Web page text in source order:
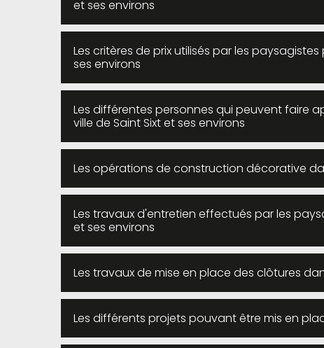
et ses environs
Les critères de prix utilisés par les
ses environs
Les différentes personnes qui peuvent faire
ville de Saint Sixt et ses environs
Les opérations de construction décorative
Les travaux d'entretien effectués par les
et ses environs
Les travaux de mise en place des clôtures
Les différents projets pouvant être mis en